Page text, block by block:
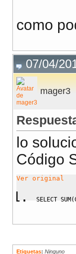
como
07/04/
mager3
lo
Código
Ver original
SELECT SUM(
Etiquetas: Ninguno